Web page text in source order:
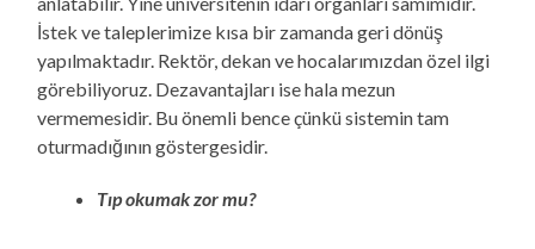
İstek ve taleplerimize kısa bir zamanda geri dönüş
yapılmaktadır. Rektör, dekan ve hocalarımızdan özel ilgi
görebiliyoruz. Dezavantajları ise hala mezun
vermemesidir. Bu önemli bence çünkü sistemin tam
oturmadığının göstergesidir.
Tıp okumak zor mu?